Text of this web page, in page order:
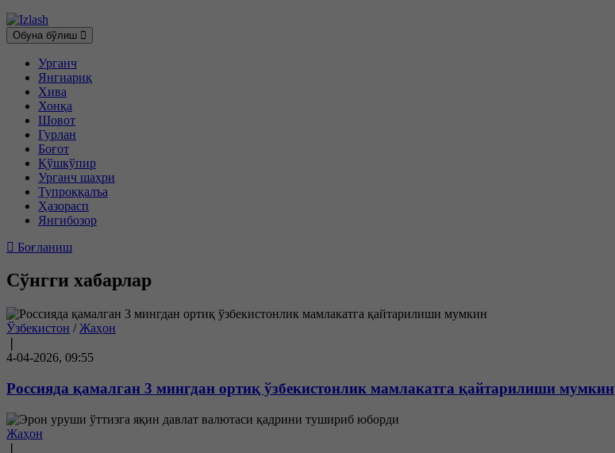
Обуна бўлиш
Урганч
Янгиариқ
Хива
Хонқа
Шовот
Гурлан
Боғот
Қўшкўпир
Урганч шаҳри
Тупроққалъа
Ҳазорасп
Янгибозор
Боғланиш
Сўнгги хабарлар
Ўзбекистон /Жаҳон
4-04-2026, 09:55
Россияда қамалган 3 мингдан ортиқ ўзбекистонлик мамлакатга қайтарилиши мумкин
Жаҳон